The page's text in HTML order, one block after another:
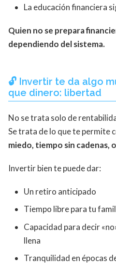
La educación financiera
Quien no se prepara
dependiendo del sistema.
🔓 Invertir te da algo
que dinero: libertad
No se trata solo de
Se trata de lo que te permite
miedo, tiempo sin cadenas,
Invertir bien te puede dar:
Un retiro anticipado
Tiempo libre para tu
Capacidad para decir
llena
Tranquilidad en épocas